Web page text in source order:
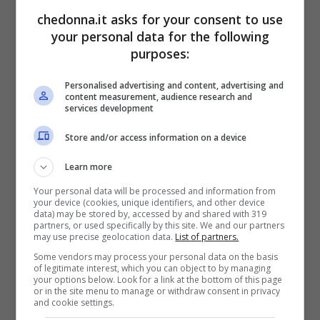
da parte della fumina Giulia
, famosa per le
sue prese di posizione nei confronti del
Tronista, magicamente assopite da un
giorno all’altro.
Si pensava ad una tattica della ragazza,
che però stranamente non ‘usò’ l’altro
tronista,
far ingelosire Lucas, rifiutando
categoricamente le sue attenzioni molto
sfacciate, come i fiori mandatele a casa
dal ragazzo. Questo fu un altro elemento
che destò sospetto tra la redazione, ormai
chedonna.it asks for your consent to use
your personal data for the following
purposes:
Personalised advertising and content, advertising and
content measurement, audience research and
services development
Store and/or access information on a device
Learn more
Your personal data will be processed and information from
your device (cookies, unique identifiers, and other device
data) may be stored by, accessed by and shared with 319
partners, or used specifically by this site. We and our partners
may use precise geolocation data. List of partners.
Some vendors may process your personal data on the basis
of legitimate interest, which you can object to by managing
your options below. Look for a link at the bottom of this page
or in the site menu to manage or withdraw consent in privacy
and cookie settings.